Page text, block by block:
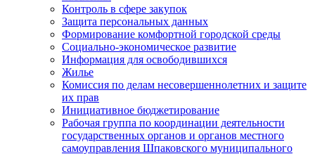
Контроль в сфере закупок
Защита персональных данных
Формирование комфортной городской среды
Социально-экономическое развитие
Информация для освободившихся
Жилье
Комиссия по делам несовершеннолетних и защите
их прав
Инициативное бюджетирование
Рабочая группа по координации деятельности
государственных органов и органов местного
самоуправления Шпаковского муниципального